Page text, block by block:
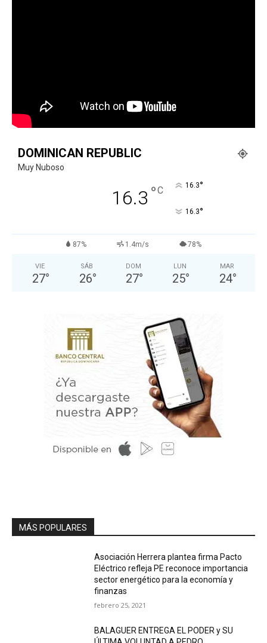
DOMINICAN REPUBLIC
Muy Nuboso
16.3 °C 16.3°
16.3°
87% 1.4m/s 78%
VIE
27°
SÁB
26°
DOM
27°
LUN
25°
MAR
24°
MÁS POPULARES
Asociación Herrera plantea firma Pacto
Eléctrico refleja PE reconoce importancia
sector energético para la economía y
finanzas
febrero 25, 2021
BALAGUER ENTREGA EL PODER y SU